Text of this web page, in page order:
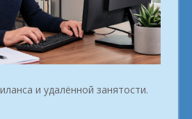
и удалённой занятости.